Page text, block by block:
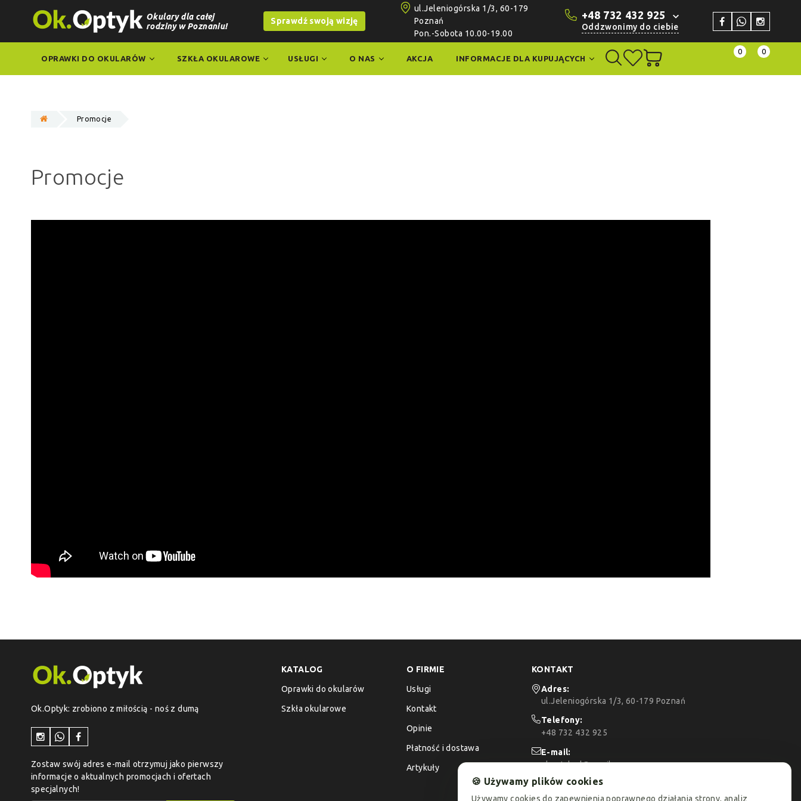
Okulary dla całej
rodziny w Poznaniu!
Sprawdź swoją wizję
ul.Jeleniogórska 1/3, 60-179
Poznań
Pon.-Sobota 10.00-19.00
+48 732 432 925
Oddzwonimy do ciebie
OPRAWKI DO OKULARÓW SZKŁA OKULAROWE USŁUGI O NAS AKCJA INFORMACJE DLA KUPUJĄCYCH
0 0
Promocje
Promocje
Ok.Optyk: zrobiono z miłością - noś z dumą
Zostaw swój adres e-mail otrzymuj jako pierwszy
informacje o aktualnych promocjach i ofertach
specjalnych!
KATALOG
Oprawki do okularów
Szkła okularowe
O FIRMIE
Usługi
Kontakt
Opinie
Płatność i dostawa
Artykuły
KONTAKT
Adres:
ul.Jeleniogórska 1/3, 60-179 Poznań
Telefony:
+48 732 432 925
E-mail:
okoptyk.pl@gmail.com
Godziny otwarcia:
Pon.-Sobota 10.00-19.00
🍪 Używamy plików cookies
Używamy cookies do zapewnienia poprawnego działania strony, analiz